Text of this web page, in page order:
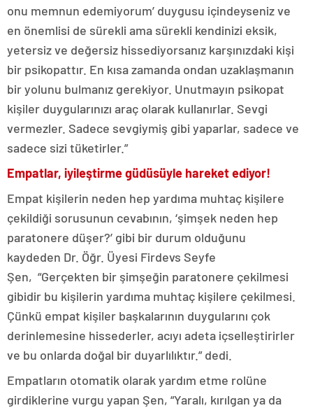
onu memnun edemiyorum’ duygusu içindeyseniz ve
en önemlisi de sürekli ama sürekli kendinizi eksik,
yetersiz ve değersiz hissediyorsanız karşınızdaki kişi
bir psikopattır. En kısa zamanda ondan uzaklaşmanın
bir yolunu bulmanız gerekiyor. Unutmayın psikopat
kişiler duygularınızı araç olarak kullanırlar. Sevgi
vermezler. Sadece sevgiymiş gibi yaparlar, sadece ve
sadece sizi tüketirler.”
Empatlar, iyileştirme güdüsüyle hareket ediyor!
Empat kişilerin neden hep yardıma muhtaç kişilere
çekildiği sorusunun cevabının, ‘şimşek neden hep
paratonere düşer?’ gibi bir durum olduğunu
kaydeden Dr. Öğr. Üyesi Firdevs Seyfe
Şen, “Gerçekten bir şimşeğin paratonere çekilmesi
gibidir bu kişilerin yardıma muhtaç kişilere çekilmesi.
Çünkü empat kişiler başkalarının duygularını çok
derinlemesine hissederler, acıyı adeta içselleştirirler
ve bu onlarda doğal bir duyarlılıktır.” dedi.
Empatların otomatik olarak yardım etme rolüne
girdiklerine vurgu yapan Şen, “Yaralı, kırılgan ya da